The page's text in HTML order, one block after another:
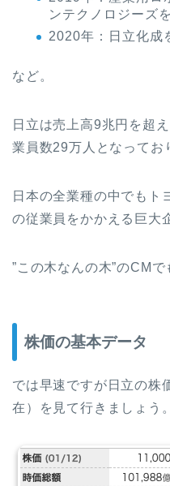
ンテクノロジーズ
2020年：日立化成
など。
日立は売上高9兆円を超
業員数29万人となってお
日本の全業種の中でもト
の従業員をかかえる巨大
”この木なんの木”のCM
株価の基本データ
では早速ですが日立の株
在）を見て行きましょう。